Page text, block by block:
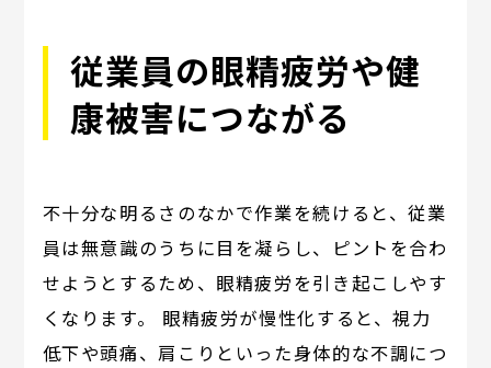
従業員の眼精疲労や健
康被害につながる
不十分な明るさのなかで作業を続けると、従業
員は無意識のうちに目を凝らし、ピントを合わ
せようとするため、眼精疲労を引き起こしやす
くなります。 眼精疲労が慢性化すると、視力
低下や頭痛、肩こりといった身体的な不調につ